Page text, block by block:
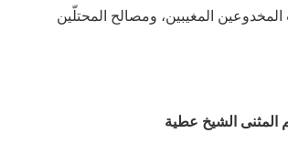
المغيبين، ومصالح المحتلّين
المثنى الشيخ عطية